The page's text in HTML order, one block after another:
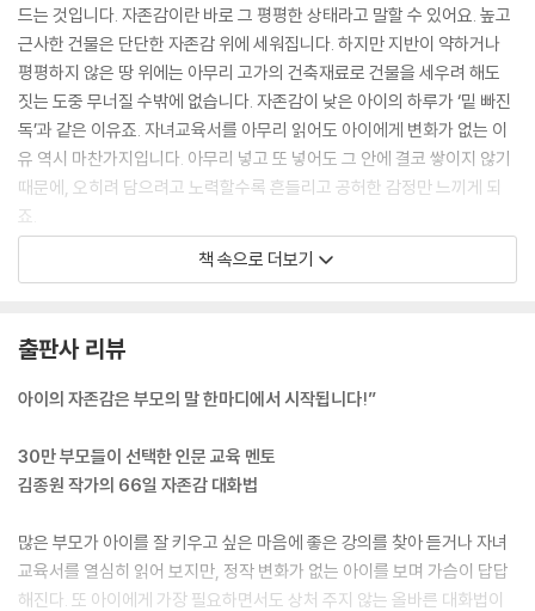
5장 독립적이고 사회성 높은 아이로 키우는 대화 11일
01 부모에게 의존하는 아이를 바꾸는 독립의 말
02 뭐든 스스로 척척 해내는 아이로 키우는 부모의 말
03 들을수록 독립적인 아이로 자라나게 해주는 긍정어의 힘
04 ‘때찌’가 아이 성장에 최악인 4가지 이유
05 버릇없고 인사 안 하는 아이, 왜 그런 걸까요?
06 방학 때 들려주면 아이의 새 학년이 근사해지는 말
07 친구와 다투고 돌아온 아이에게 묻지 말아야 할 3가지 질문
10 자존감은 높아지고 우애도 깊게 만드는 ‘형제 대화의 3가지 원칙’
01 ‘방법을 찾는 말’이 환경을 탓하는 아이를 바꿉니다
03 일상의 작은 것에서도 가치를 발견하는 방법
04 “넌 아직 어려서 할 수 없어”라는 말이 아이 삶에 미치는 부정적인 영
드는 것입니다. 자존감이란 바로 그 평평한 상태라고 말할 수 있어요. 높고
근사한 건물은 단단한 자존감 위에 세워집니다. 하지만 지반이 약하거나
평평하지 않은 땅 위에는 아무리 고가의 건축재료로 건물을 세우려 해도
짓는 도중 무너질 수밖에 없습니다. 자존감이 낮은 아이의 하루가 ‘밑 빠진
독’과 같은 이유죠. 자녀교육서를 아무리 읽어도 아이에게 변화가 없는 이
유 역시 마찬가지입니다. 아무리 넣고 또 넣어도 그 안에 결코 쌓이지 않기
때문에, 오히려 담으려고 노력할수록 흔들리고 공허한 감정만 느끼게 되
죠.
--- p.5~6, 「프롤로그」 중에서
하게 지켜주죠. 지금 여러분이 말할 수 있고 아이가 그걸 들을 수 있다는 것
은 기적입니다.
아이는 부모의 표현을 그대로 받아 다시 자신에게 묻습니다. “넌 누굴 닮아
지?”라는 질문을 아이가 생각할 수 있었던 거죠. 아이가 던지는 질문은 부
모의 언어 수준에서 벗어날 수가 없습니다.
--- p.79~80, 「2장. 불안은 줄이고 내면은 단단하게 해주는 대화 11일」
책 속으로 더보기
출판사 리뷰
아이의 자존감은 부모의 말 한마디에서 시작됩니다!”
30만 부모들이 선택한 인문 교육 멘토
김종원 작가의 66일 자존감 대화법
많은 부모가 아이를 잘 키우고 싶은 마음에 좋은 강의를 찾아 듣거나 자녀
교육서를 열심히 읽어 보지만, 정작 변화가 없는 아이를 보며 가슴이 답답
해진다. 또 아이에게 가장 필요하면서도 상처 주지 않는 올바른 대화법이